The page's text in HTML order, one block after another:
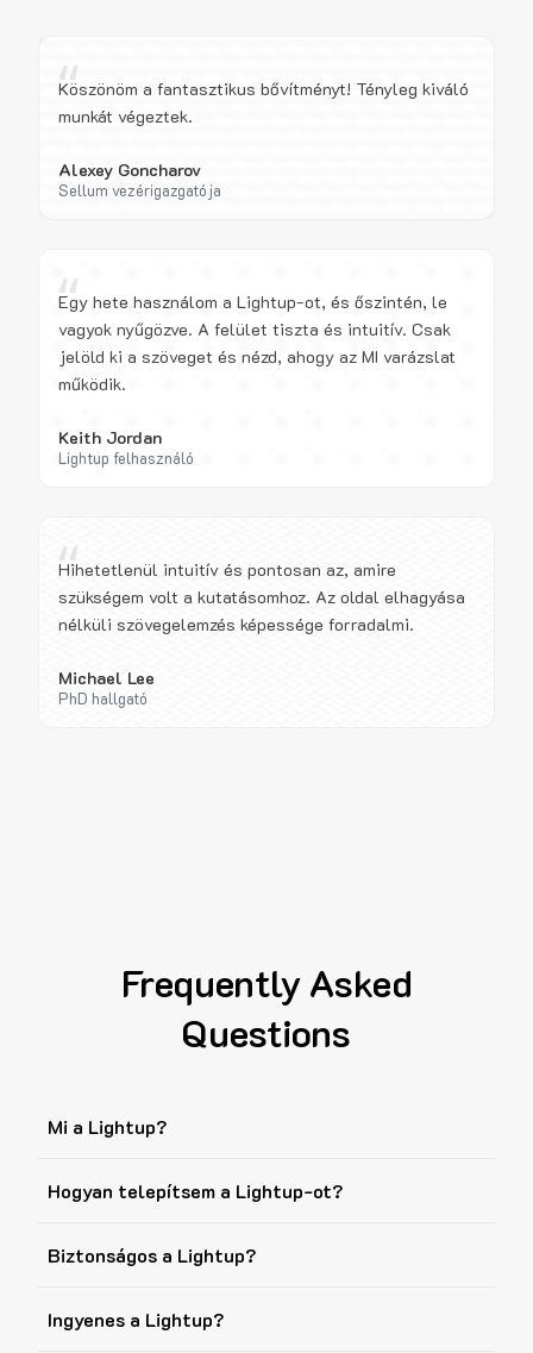
“
Köszönöm a fantasztikus bővítményt! Tényleg kiváló
munkát végeztek.
Alexey Goncharov
Sellum vezérigazgatója
“
Egy hete használom a Lightup-ot, és őszintén, le
vagyok nyűgözve. A felület tiszta és intuitív. Csak
jelöld ki a szöveget és nézd, ahogy az MI varázslat
működik.
Keith Jordan
Lightup felhasználó
“
Hihetetlenül intuitív és pontosan az, amire
szükségem volt a kutatásomhoz. Az oldal elhagyása
nélküli szövegelemzés képessége forradalmi.
Michael Lee
PhD hallgató
Frequently Asked
Questions
Mi a Lightup?
Hogyan telepítsem a Lightup-ot?
Biztonságos a Lightup?
Ingyenes a Lightup?